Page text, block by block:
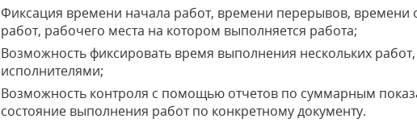
Фиксация времени начала работ, времени перерывов, времени
работ, рабочего места на котором выполняется работа;
Возможность фиксировать время выполнения нескольких
исполнителями;
Возможность контроля с помощью отчетов по суммарным
состояние выполнения работ по конкретному документу.